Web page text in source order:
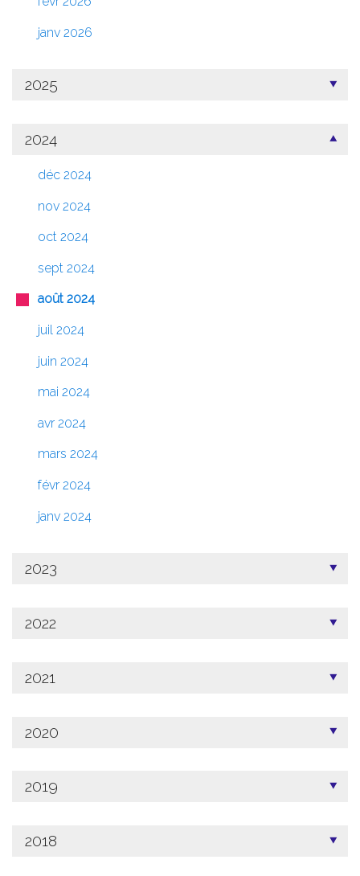
janv 2026
2025
2024
déc 2024
nov 2024
oct 2024
sept 2024
août 2024
juil 2024
juin 2024
mai 2024
avr 2024
mars 2024
févr 2024
janv 2024
2023
2022
2021
2020
2019
2018